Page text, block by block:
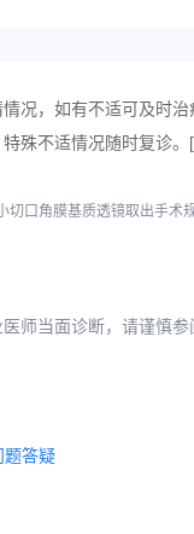
况，如有不适可及时
殊不适情况随时复诊。
切口角膜基质透镜取出手
师当面诊断，请谨慎参
题答疑